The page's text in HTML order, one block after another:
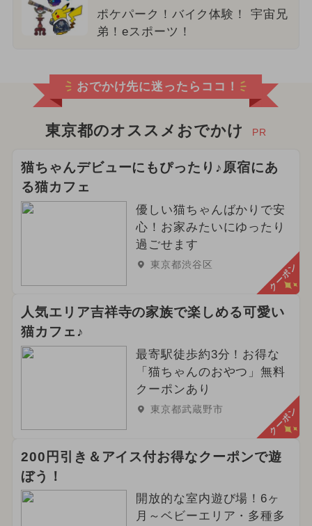
ポケパーク！バイク体験！ 宇宙兄
弟！eスポーツ！
おでかけ先に迷ったらココ！
東京都のオススメおでかけ PR
猫ちゃんデビューにもぴったり♪原宿にあ
る猫カフェ
優しい猫ちゃんばかりで安
心！お家みたいにゆったり
過ごせます
東京都渋谷区 クーポン
人気エリア吉祥寺の家族で楽しめる可愛い
猫カフェ♪
最寄駅徒歩約3分！お得な
「猫ちゃんのおやつ」無料
クーポンあり
東京都武蔵野市 クーポン
200円引き＆アイス付お得なクーポンで遊
ぼう！
開放的な室内遊び場！6ヶ
月～ベビーエリア・多種多